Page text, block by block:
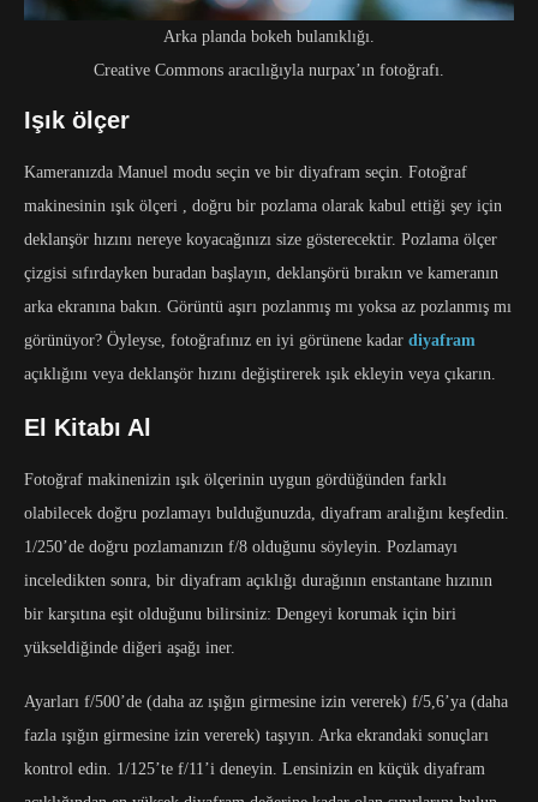
Arka planda bokeh bulanıklığı.
Creative Commons aracılığıyla nurpax’ın fotoğrafı.
Işık ölçer
Kameranızda Manuel modu seçin ve bir diyafram seçin. Fotoğraf
makinesinin ışık ölçeri , doğru bir pozlama olarak kabul ettiği şey için
deklanşör hızını nereye koyacağınızı size gösterecektir. Pozlama ölçer
çizgisi sıfırdayken buradan başlayın, deklanşörü bırakın ve kameranın
arka ekranına bakın. Görüntü aşırı pozlanmış mı yoksa az pozlanmış mı
görünüyor? Öyleyse, fotoğrafınız en iyi görünene kadar diyafram
açıklığını veya deklanşör hızını değiştirerek ışık ekleyin veya çıkarın.
El Kitabı Al
Fotoğraf makinenizin ışık ölçerinin uygun gördüğünden farklı
olabilecek doğru pozlamayı bulduğunuzda, diyafram aralığını keşfedin.
1/250’de doğru pozlamanızın f/8 olduğunu söyleyin. Pozlamayı
inceledikten sonra, bir diyafram açıklığı durağının enstantane hızının
bir karşıtına eşit olduğunu bilirsiniz: Dengeyi korumak için biri
yükseldiğinde diğeri aşağı iner.
Ayarları f/500’de (daha az ışığın girmesine izin vererek) f/5,6’ya (daha
fazla ışığın girmesine izin vererek) taşıyın. Arka ekrandaki sonuçları
kontrol edin. 1/125’te f/11’i deneyin. Lensinizin en küçük diyafram